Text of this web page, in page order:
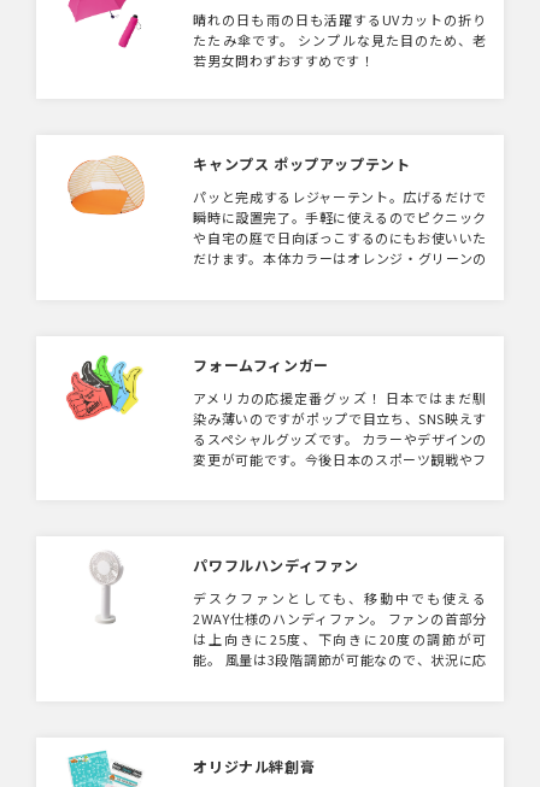
晴れの日も雨の日も活躍するUVカットの折り
たたみ傘です。 シンプルな見た目のため、老
若男女問わずおすすめです！
キャンプス ポップアップテント
パッと完成するレジャーテント。広げるだけで
瞬時に設置完了。手軽に使えるのでピクニック
や自宅の庭で日向ぼっこするのにもお使いいた
だけます。本体カラーはオレンジ・グリーンの
フォームフィンガー
アメリカの応援定番グッズ！ 日本ではまだ馴
染み薄いのですがポップで目立ち、SNS映えす
るスペシャルグッズです。 カラーやデザインの
変更が可能です。今後日本のスポーツ観戦やフ
パワフルハンディファン
デスクファンとしても、移動中でも使える
2WAY仕様のハンディファン。 ファンの首部分
は上向きに25度、下向きに20度の調節が可
能。 風量は3段階調節が可能なので、状況に応
最長5時間連続使用が可能。（風量「中」の場
オリジナル絆創膏